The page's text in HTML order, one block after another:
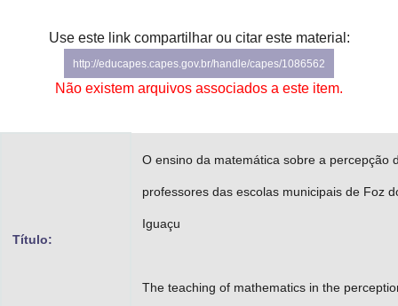
Secretaria de Governo
Gabinete de Segurança Institucional
Use este link compartilhar ou citar este material:
http://educapes.capes.gov.br/handle/capes/1086562
Não existem arquivos associados a este item.
Título:
O ensino da matemática sobre a percepção
professores das escolas municipais de Foz
Iguaçu
The teaching of mathematics in the